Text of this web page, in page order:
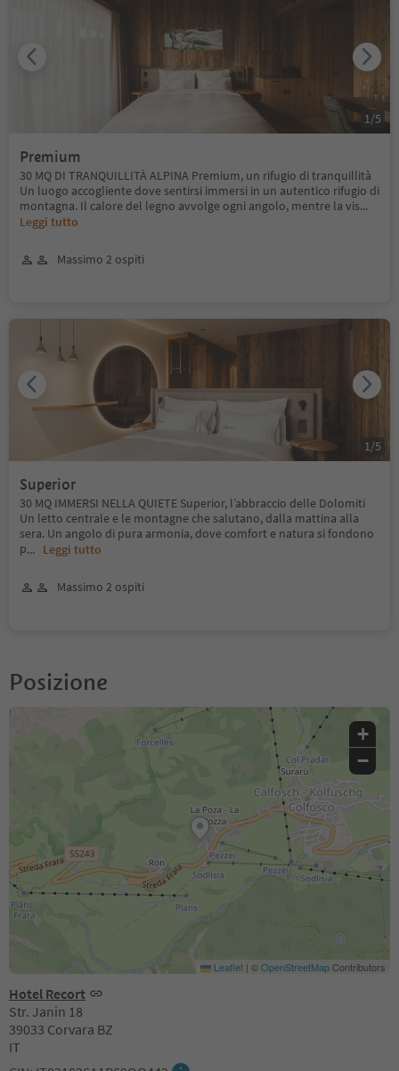
Premium
30 MQ DI TRANQUILLITÀ ALPINA Premium, un rifugio di tranquillità
Un luogo accogliente dove sentirsi immersi in un autentico rifugio di
montagna. Il calore del legno avvolge ogni angolo, mentre la vis...
Leggi tutto
Massimo 2 ospiti
1/5
Superior
30 MQ IMMERSI NELLA QUIETE Superior, l’abbraccio delle Dolomiti
Un letto centrale e le montagne che salutano, dalla mattina alla
sera. Un angolo di pura armonia, dove comfort e natura si fondono
p... Leggi tutto
Massimo 2 ospiti
1/5
Posizione
Hotel Recort
Str. Janin 18
39033 Corvara BZ
IT
+
−
Leaflet | ©OpenStreetMapContributors